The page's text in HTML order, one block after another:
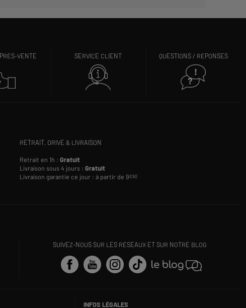
VENTE SERVICE CLIENT QUESTIONS / RÉPONSES
RETRAIT, DRIVE & LIVRAISON
Retrait en 1h :Gratuit
Livraison sous 4 jours :Gratuit
Livraison garantie ce jour : à partir de 9€90
SUIVEZ-NOUS SUR LES RÉSEAUX ET SUR NOTRE BLOG
INFOS LÉGALES